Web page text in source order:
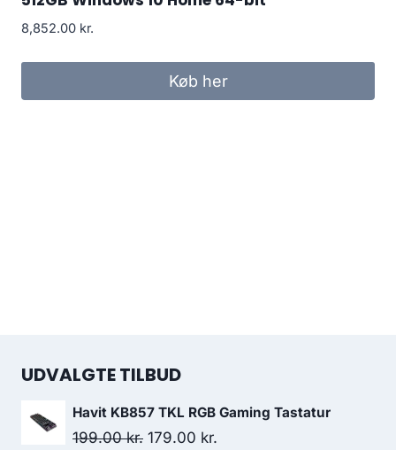
8,852.00 kr.
Køb her
UDVALGTE TILBUD
Havit KB857 TKL RGB Gaming Tastatur
199.00kr. Original
179.00 kr.